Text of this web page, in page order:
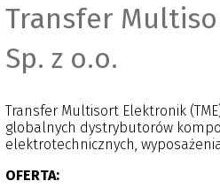
Transfer
Sp. z o.o.
Transfer Multisort Elektronik
globalnych dystrybutorów
elektrotechnicznych,
osób w centrali w Polsce i
OFERTA: